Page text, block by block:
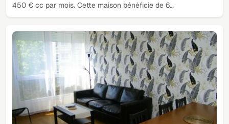
450 € cc par mois. Cette maison bénéficie de 6…